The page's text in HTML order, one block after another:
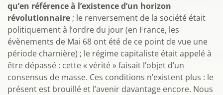
qu’en référence à l’existence d’un horizon
révolutionnaire ; le renversement de la société était
politiquement à l’ordre du jour (en France, les
évènements de Mai 68 ont été de ce point de vue une
période charnière) ; le régime capitaliste était appelé à
être dépassé : cette « vérité » faisait l’objet d’un
consensus de masse. Ces conditions n’existent plus : le
présent est brouillé et l’avenir davantage encore. Nous